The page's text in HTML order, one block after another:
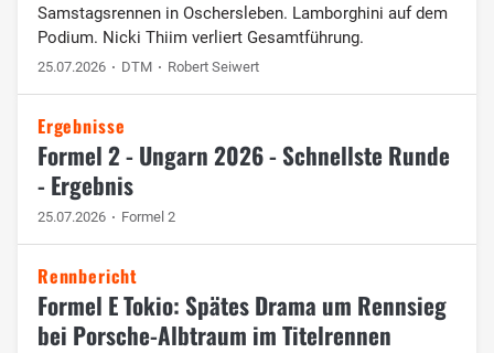
Samstagsrennen in Oschersleben. Lamborghini auf dem
Podium. Nicki Thiim verliert Gesamtführung.
25.07.2026 DTM Robert Seiwert
Ergebnisse
Formel 2 - Ungarn 2026 - Schnellste Runde
- Ergebnis
25.07.2026 Formel 2
Rennbericht
Formel E Tokio: Spätes Drama um Rennsieg
bei Porsche-Albtraum im Titelrennen